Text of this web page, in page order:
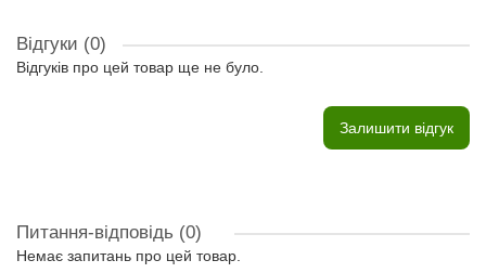
Відгуки (0)
Відгуків про цей товар ще не було.
Залишити відгук
Питання-відповідь (0)
Немає запитань про цей товар.